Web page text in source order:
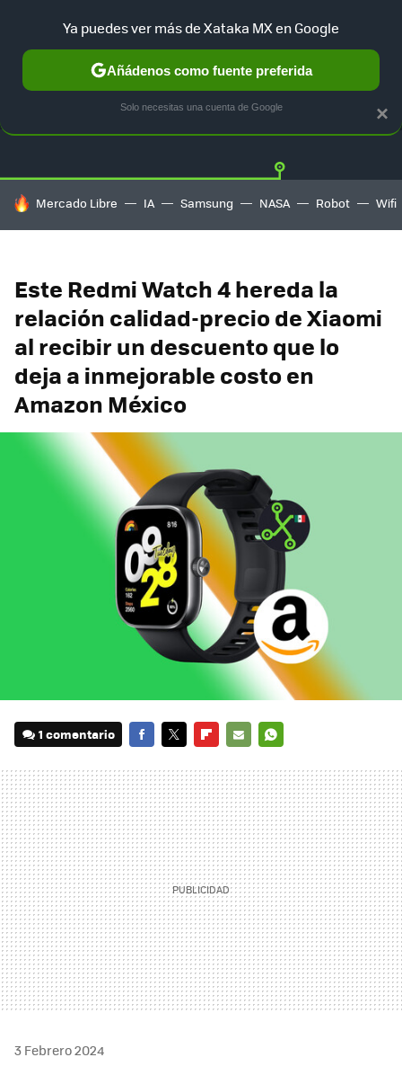
GUÍA DE COMPRAS MERCADO LIBRE
HOY SE HABLA DE
Mercado Libre IA Samsung NASA Robot Wifi
Este Redmi Watch 4 hereda la
relación calidad-precio de Xiaomi
al recibir un descuento que lo
deja a inmejorable costo en
Amazon México
1 comentario
MAIL
3 Febrero 2024
×
Ya puedes ver más de Xataka MX en Google
Añádenos como fuente preferida
Solo necesitas una cuenta de Google